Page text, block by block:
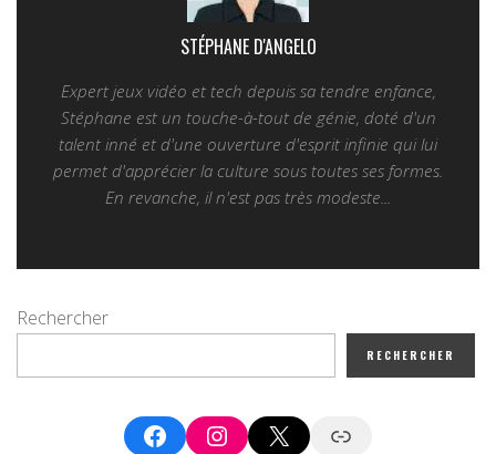
STÉPHANE D'ANGELO
Expert jeux vidéo et tech depuis sa tendre enfance,
Stéphane est un touche-à-tout de génie, doté d'un
talent inné et d'une ouverture d'esprit infinie qui lui
permet d'apprécier la culture sous toutes ses formes.
En revanche, il n'est pas très modeste...
Rechercher
RECHERCHER
FacebookInstagram
X Google News